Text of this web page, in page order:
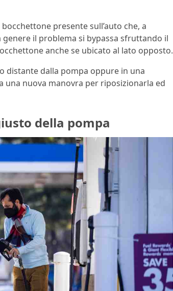
presente sull’auto che, a
il problema si bypassa sfruttando il
anche se ubicato al lato opposto.
distante dalla pompa oppure in una
nuova manovra per riposizionarla ed
della pompa